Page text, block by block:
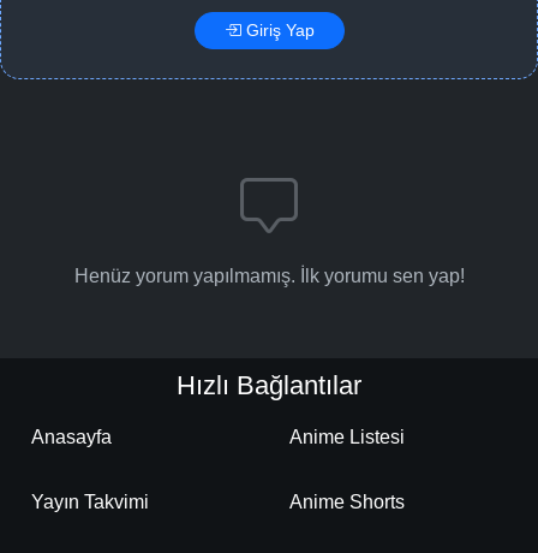
Giriş Yap
Henüz yorum yapılmamış. İlk yorumu sen yap!
Hızlı Bağlantılar
Anasayfa Anime Listesi
Yayın Takvimi Anime Shorts